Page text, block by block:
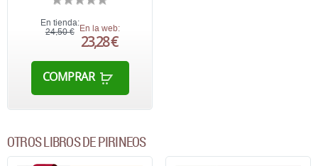
En tienda:
24,50 € En la web:
23,28 €
COMPRAR
OTROS LIBROS DE PIRINEOS